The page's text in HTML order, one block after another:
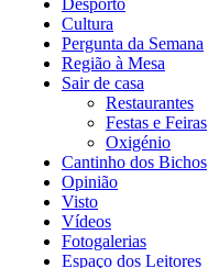
Desporto
Cultura
Pergunta da Semana
Região à Mesa
Sair de casa
Restaurantes
Festas e Feiras
Oxigénio
Cantinho dos Bichos
Opinião
Visto
Vídeos
Fotogalerias
Espaço dos Leitores